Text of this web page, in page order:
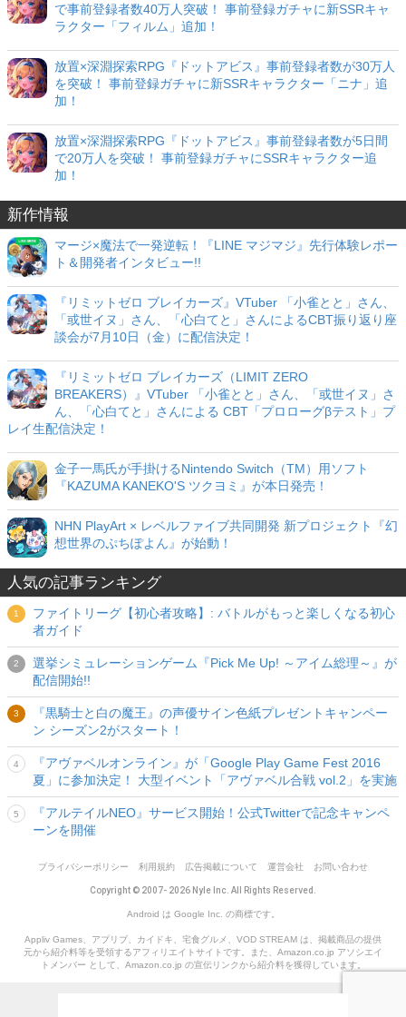
で事前登録者数40万人突破！ 事前登録ガチャに新SSRキャ
ラクター「フィルム」追加！
放置×深淵探索RPG『ドットアビス』事前登録者数が30万人
を突破！ 事前登録ガチャに新SSRキャラクター「ニナ」追
加！
放置×深淵探索RPG『ドットアビス』事前登録者数が5日間
で20万人を突破！ 事前登録ガチャにSSRキャラクター追
加！
新作情報
マージ×魔法で一発逆転！『LINE マジマジ』先行体験レポー
ト＆開発者インタビュー!!
『リミットゼロ ブレイカーズ』VTuber 「小雀とと」さん、
「或世イヌ」さん、「心白てと」さんによるCBT振り返り座
談会が7月10日（金）に配信決定！
『リミットゼロ ブレイカーズ（LIMIT ZERO
BREAKERS）』VTuber 「小雀とと」さん、「或世イヌ」さ
ん、「心白てと」さんによる CBT「プロローグβテスト」プ
レイ生配信決定！
金子一馬氏が手掛けるNintendo Switch（TM）用ソフト
『KAZUMA KANEKO'S ツクヨミ』が本日発売！
NHN PlayArt × レベルファイブ共同開発 新プロジェクト『幻
想世界のぷちぽよん』が始動！
人気の記事ランキング
ファイトリーグ【初心者攻略】: バトルがもっと楽しくなる初心
者ガイド
選挙シミュレーションゲーム『Pick Me Up! ～アイム総理～』が
配信開始!!
『黒騎士と白の魔王』の声優サイン色紙プレゼントキャンペー
ン シーズン2がスタート！
『アヴァベルオンライン』が「Google Play Game Fest 2016
夏」に参加決定！ 大型イベント「アヴァベル合戦 vol.2」を実施
『アルテイルNEO』サービス開始！公式Twitterで記念キャンペ
ーンを開催
プライバシーポリシー 利用規約 広告掲載について 運営会社 お問い合わせ
Copyright © 2007- 2026 Nyle Inc. All Rights Reserved.
Android は Google Inc. の商標です。
Appliv Games、アプリブ、カイドキ、宅食グルメ、VOD STREAM は、掲載商品の提供
元から紹介料等を受領するアフィリエイトサイトです。また、Amazon.co.jp アソシエイ
トメンバー として、Amazon.co.jp の宣伝リンクから紹介料を獲得しています。